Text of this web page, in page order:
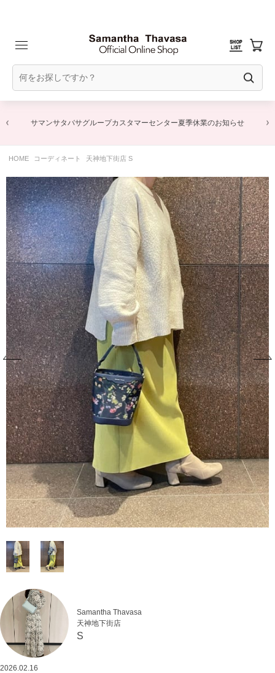
知らせ 商品に関するお詫びとお知らせ
HOME コーディネート 天神地下街店 S
Samantha Thavasa
天神地下街店
S
2026.02.16